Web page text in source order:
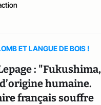
ET LANGUE DE BOIS !
: "Fukushima,
humaine.
français souffre